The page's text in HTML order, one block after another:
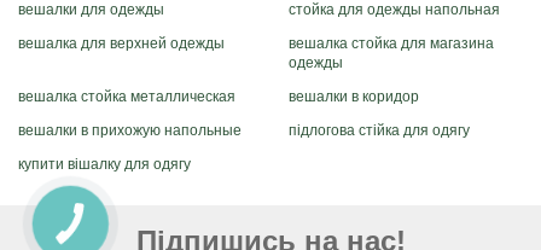
вешалки для одежды
стойка для одежды напольная
вешалка для верхней одежды
вешалка стойка для магазина
одежды
вешалка стойка металлическая
вешалки в коридор
вешалки в прихожую напольные
підлогова стійка для одягу
купити вішалку для одягу
Підпишись на нас!